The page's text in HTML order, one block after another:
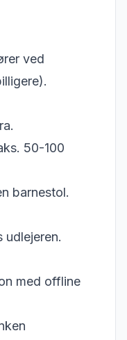
ved
50-100
barnestol.
udlejeren.
med offline